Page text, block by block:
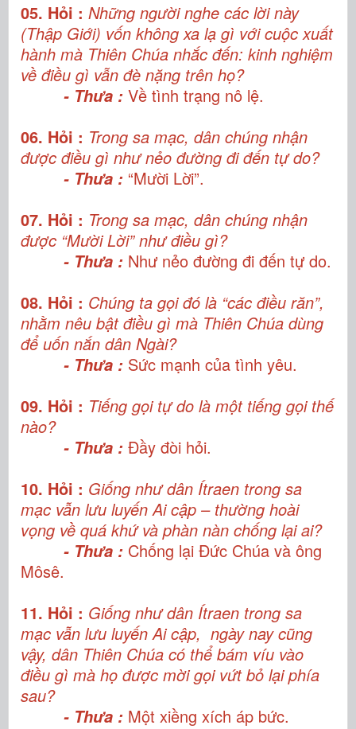
05. Hỏi : Những người nghe các lời này
(Thập Giới) vốn không xa lạ gì với cuộc xuất
hành mà Thiên Chúa nhắc đến: kinh nghiệm
về điều gì vẫn đè nặng trên họ?
- Thưa : Về tình trạng nô lệ.
06. Hỏi : Trong sa mạc, dân chúng nhận
được điều gì như nẻo đường đi đến tự do?
- Thưa : “Mười Lời”.
07. Hỏi : Trong sa mạc, dân chúng nhận
được “Mười Lời” như điều gì?
- Thưa : Như nẻo đường đi đến tự do.
08. Hỏi : Chúng ta gọi đó là “các điều răn”,
nhằm nêu bật điều gì mà Thiên Chúa dùng
để uốn nắn dân Ngài?
- Thưa : Sức mạnh của tình yêu.
09. Hỏi : Tiếng gọi tự do là một tiếng gọi thế
nào?
- Thưa : Đầy đòi hỏi.
10. Hỏi : Giống như dân Ítraen trong sa
mạc vẫn lưu luyến Ai cập – thường hoài
vọng về quá khứ và phàn nàn chống lại ai?
- Thưa : Chống lại Đức Chúa và ông
Môsê.
11. Hỏi : Giống như dân Ítraen trong sa
mạc vẫn lưu luyến Ai cập, ngày nay cũng
vậy, dân Thiên Chúa có thể bám víu vào
điều gì mà họ được mời gọi vứt bỏ lại phía
sau?
- Thưa : Một xiềng xích áp bức.